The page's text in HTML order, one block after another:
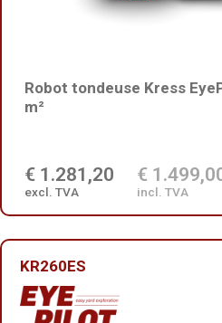
Robot tondeuse Kress
m²
€ 1.281,20
excl. TVA
€
incl. TVA
KR260ES